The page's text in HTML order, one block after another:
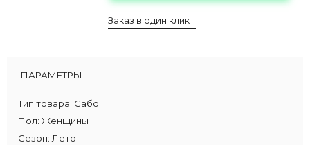
Заказ в один клик
ПАРАМЕТРЫ
Тип товара: Сабо
Пол: Женщины
Сезон: Лето